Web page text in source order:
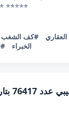
*****
#كف الشغب
الخبراء